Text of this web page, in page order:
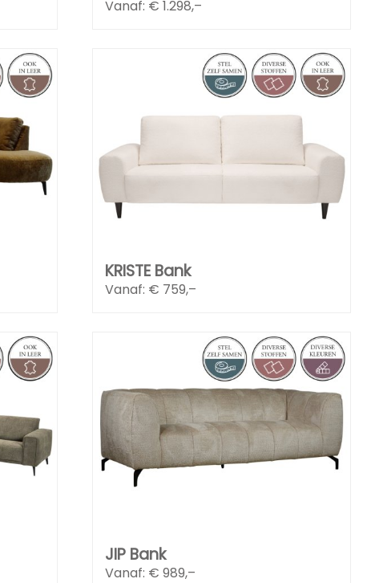
Vanaf: €1.298,–
KRISTE Bank
Vanaf: € 759,–
JIP Bank
Vanaf: €989,–